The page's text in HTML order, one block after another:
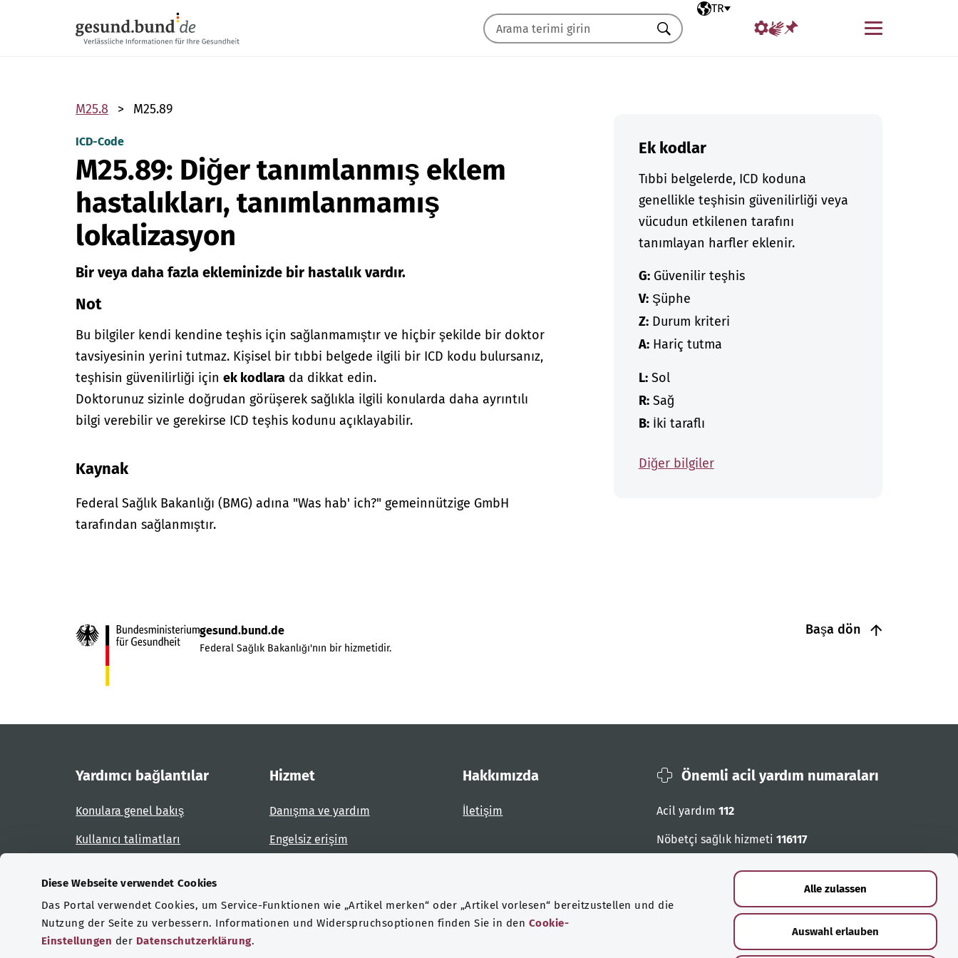
Diese Webseite verwendet Cookies
Das Portal verwendet Cookies, um Service-Funktionen wie „Artikel merken“ oder „Artikel vorlesen“ bereitzustellen und die
Nutzung der Seite zu verbessern. Informationen und Widerspruchsoptionen finden Sie in den Cookie-
Einstellungen der Datenschutzerklärung.
Alle zulassen
Auswahl erlauben
Seçili dil
TR
Menü
Ara
M25.8 M25.89
ICD-Code
M25.89: Diğer tanımlanmış eklem
hastalıkları, tanımlanmamış
lokalizasyon
Bir veya daha fazla ekleminizde bir hastalık vardır.
Not
Bu bilgiler kendi kendine teşhis için sağlanmamıştır ve hiçbir şekilde bir doktor
tavsiyesinin yerini tutmaz. Kişisel bir tıbbi belgede ilgili bir ICD kodu bulursanız,
teşhisin güvenilirliği içinek kodlara da dikkat edin.
Doktorunuz sizinle doğrudan görüşerek sağlıkla ilgili konularda daha ayrıntılı
bilgi verebilir ve gerekirse ICD teşhis kodunu açıklayabilir.
Kaynak
Federal Sağlık Bakanlığı (BMG) adına "Was hab' ich?" gemeinnützige GmbH
tarafından sağlanmıştır.
Ek kodlar
Tıbbi belgelerde, ICD koduna
genellikle teşhisin güvenilirliği veya
vücudun etkilenen tarafını
tanımlayan harfler eklenir.
G:Güvenilir teşhis
V:Şüphe
Z:Durum kriteri
A:Hariç tutma
L:Sol
R:Sağ
B:İki taraflı
Diğer bilgiler
Başa dön
gesund.bund.de
Federal Sağlık Bakanlığı'nın bir hizmetidir.
Yardımcı bağlantılar
Konulara genel bakış
Kullanıcı talimatları
Hizmet
Danışma ve yardım
Engelsiz erişim
Hakkımızda
İletişim
Önemli acil yardım numaraları
Acil yardım 112
Nöbetçi sağlık hizmeti 116117
Acil cagri numaralari
Sertifikasyonlar